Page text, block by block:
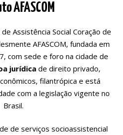
AFASCOM
Assistência Social Coração de
AFASCOM, fundada em
com sede e foro na cidade de
jurídicade direito privado,
filantrópica e está
com a legislação vigente no
Brasil.
de serviços socioassistencial